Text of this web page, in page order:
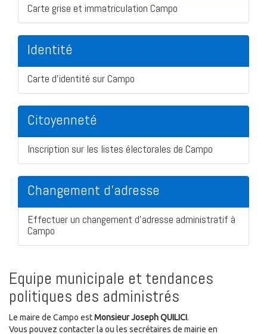
Carte grise et immatriculation Campo
Identité
Carte d'identité sur Campo
Citoyenneté
Inscription sur les listes électorales de Campo
Changement d'adresse
Effectuer un changement d'adresse administratif à
Campo
Equipe municipale et tendances
politiques des administrés
Le maire de Campo estMonsieur Joseph QUILICI.
Vous pouvez contacter la ou les secrétaires de mairie en